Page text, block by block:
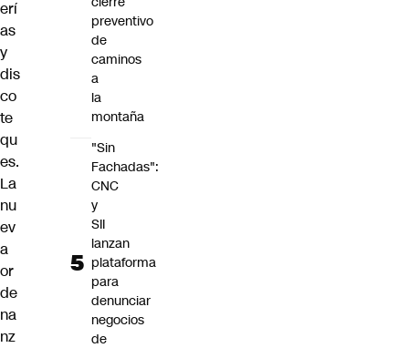
erí
as
y
dis
co
te
qu
es.
La
nu
ev
a
or
de
na
nz
preventivo
de
caminos
a
la
montaña
"Sin
Fachadas":
CNC
y
SII
lanzan
plataforma
para
denunciar
negocios
de